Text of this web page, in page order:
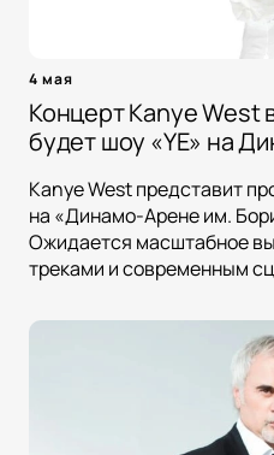
4 мая
Концерт Kanye West
будет шоу «YE» на
Kanye West представит
на «Динамо-Арене им.
Ожидается масштабное
треками и современным